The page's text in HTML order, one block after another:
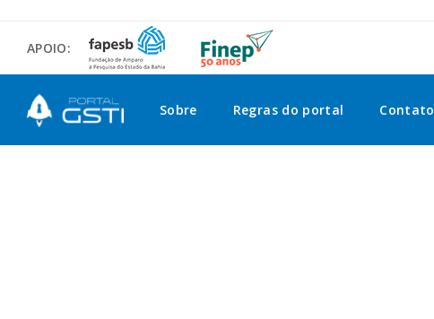
APOIO:
Sobre Regras do portal Contato